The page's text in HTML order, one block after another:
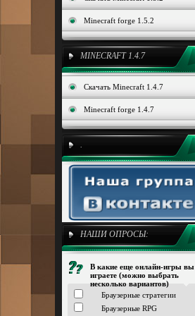
Minecraft forge 1.5.2
MINECRAFT 1.4.7
Скачать Minecraft 1.4.7
Minecraft forge 1.4.7
.
НАШИ ОПРОСЫ:
В какие еще онлайн-игры вы
играете (можно выбрать
несколько вариантов)
Браузерные стратегии
Браузерные RPG